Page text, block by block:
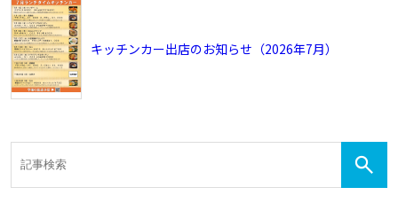
キッチンカー出店のお知らせ（2026年7月）